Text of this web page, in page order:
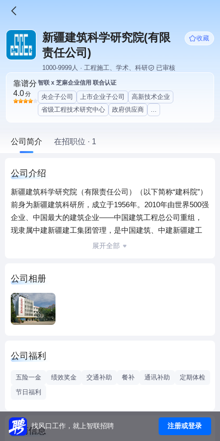
新疆建筑科学研究院(有限
责任公司)
收藏
1000-9999人 · 工程施工、学术、科研 已审核
靠谱分
4.0分
智联 x 芝麻企业信用 联合认证
央企子公司 上市企业子公司
高新技术企业
省级工程技术研究中心
政府供应商 ...
公司简介 在招职位 · 1
公司介绍
新疆建筑科学研究院（有限责任公司）（以下简称“建科院”）
前身为新疆建筑科研所，成立于1956年。2010年由世界500强
企业、中国最大的建筑企业——中国建筑工程总公司重组，
现隶属中建新疆建工集团管理，是中国建筑、中建新疆建工
技术支撑单位，是自治区最大的集建筑技术开发、建材研
理事长单位，综合竞争能力处于自治区建筑科技领先行列。
建科院市场从疆内逐渐向国内（广州、成都等地）和海外
（非洲、中亚）拓展，业务涉及基础设施建设、民航、铁
路、公路、石油化工、能源、水利、农村牧区等多个领域。
位”、“全国工程勘察先进单位”和“自治区文明单位”等荣誉称
检测AAA级信用机构”称号。
程）、建筑工程设计甲级、工程勘察综合类甲级、房屋建筑
及市政公用工程监理甲级和凿井甲级、地基与基础工程专业
展开全部
公司相册
公司福利
五险一金 绩效奖金 交通补助 餐补 通讯补助
定期体检
节日福利
工商信息找风口工作，就上智联招聘 注册或登录